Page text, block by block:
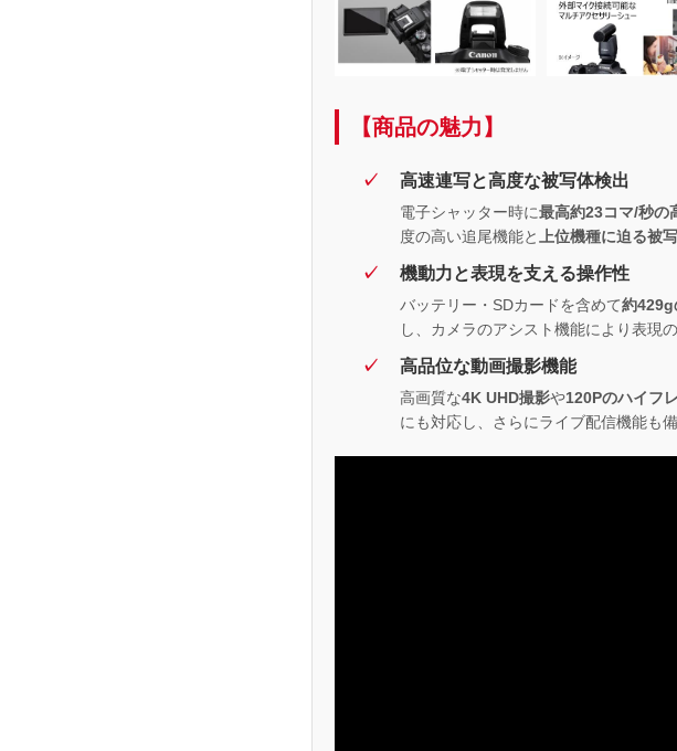
【商品の魅力】
高速連写と高度な被写体検出
電子シャッター時に最高約23コマ/秒の
度の高い追尾機能と
上位機種に迫る被
機動力と表現を支える操作性
バッテリー・SDカードを含めて約429g
し、カメラのアシスト機能により表現
高品位な動画撮影機能
高画質な4K UHD撮影や120Pのハイフ
にも対応し、さらにライブ配信機能も備